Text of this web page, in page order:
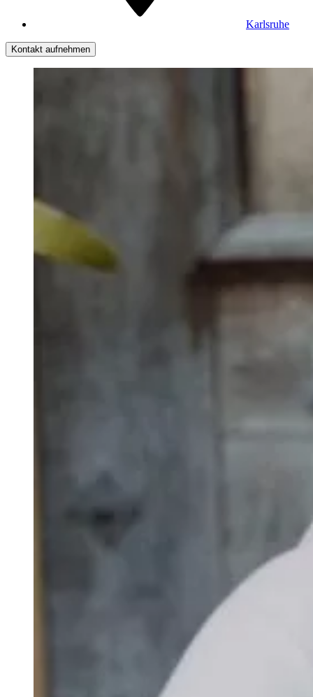
Karlsruhe
Kontakt aufnehmen